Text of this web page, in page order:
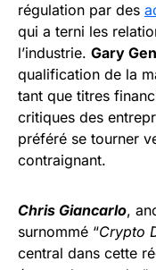
régulation par des
qui a terni les
l’industrie. Gary
qualification de la
tant que titres
critiques des
préféré se tourner
contraignant.
Chris Giancarlo,
surnommé “Crypto
central dans cette